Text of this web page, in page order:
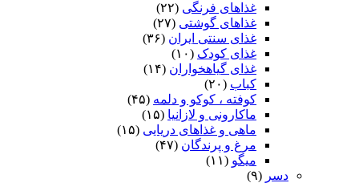
غذاهای فرنگی (۲۲)
غذاهای گوشتی (۲۷)
غذای سنتی ایران (۳۶)
غذای کودک (۱۰)
غذای گیاهخواران (۱۴)
کباب (۲۰)
کوفته ، کوکو و دلمه (۴۵)
ماکارونی و لازانیا (۱۵)
ماهی و غذاهای دریایی (۱۵)
مرغ و پرندگان (۴۷)
میگو (۱۱)
دسر (۹)